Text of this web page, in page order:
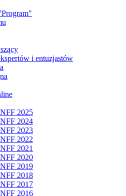
i entuzjastów
2025
2024
2023
2022
2021
2020
2019
2018
2017
2016